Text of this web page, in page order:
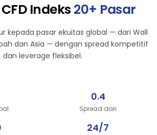
Indeks 20+ Pasar
kepada pasar ekuitas global — dari Wall
dan Asia — dengan spread kompetitif
dan leverage fleksibel.
0.4
Spread dari
24/7